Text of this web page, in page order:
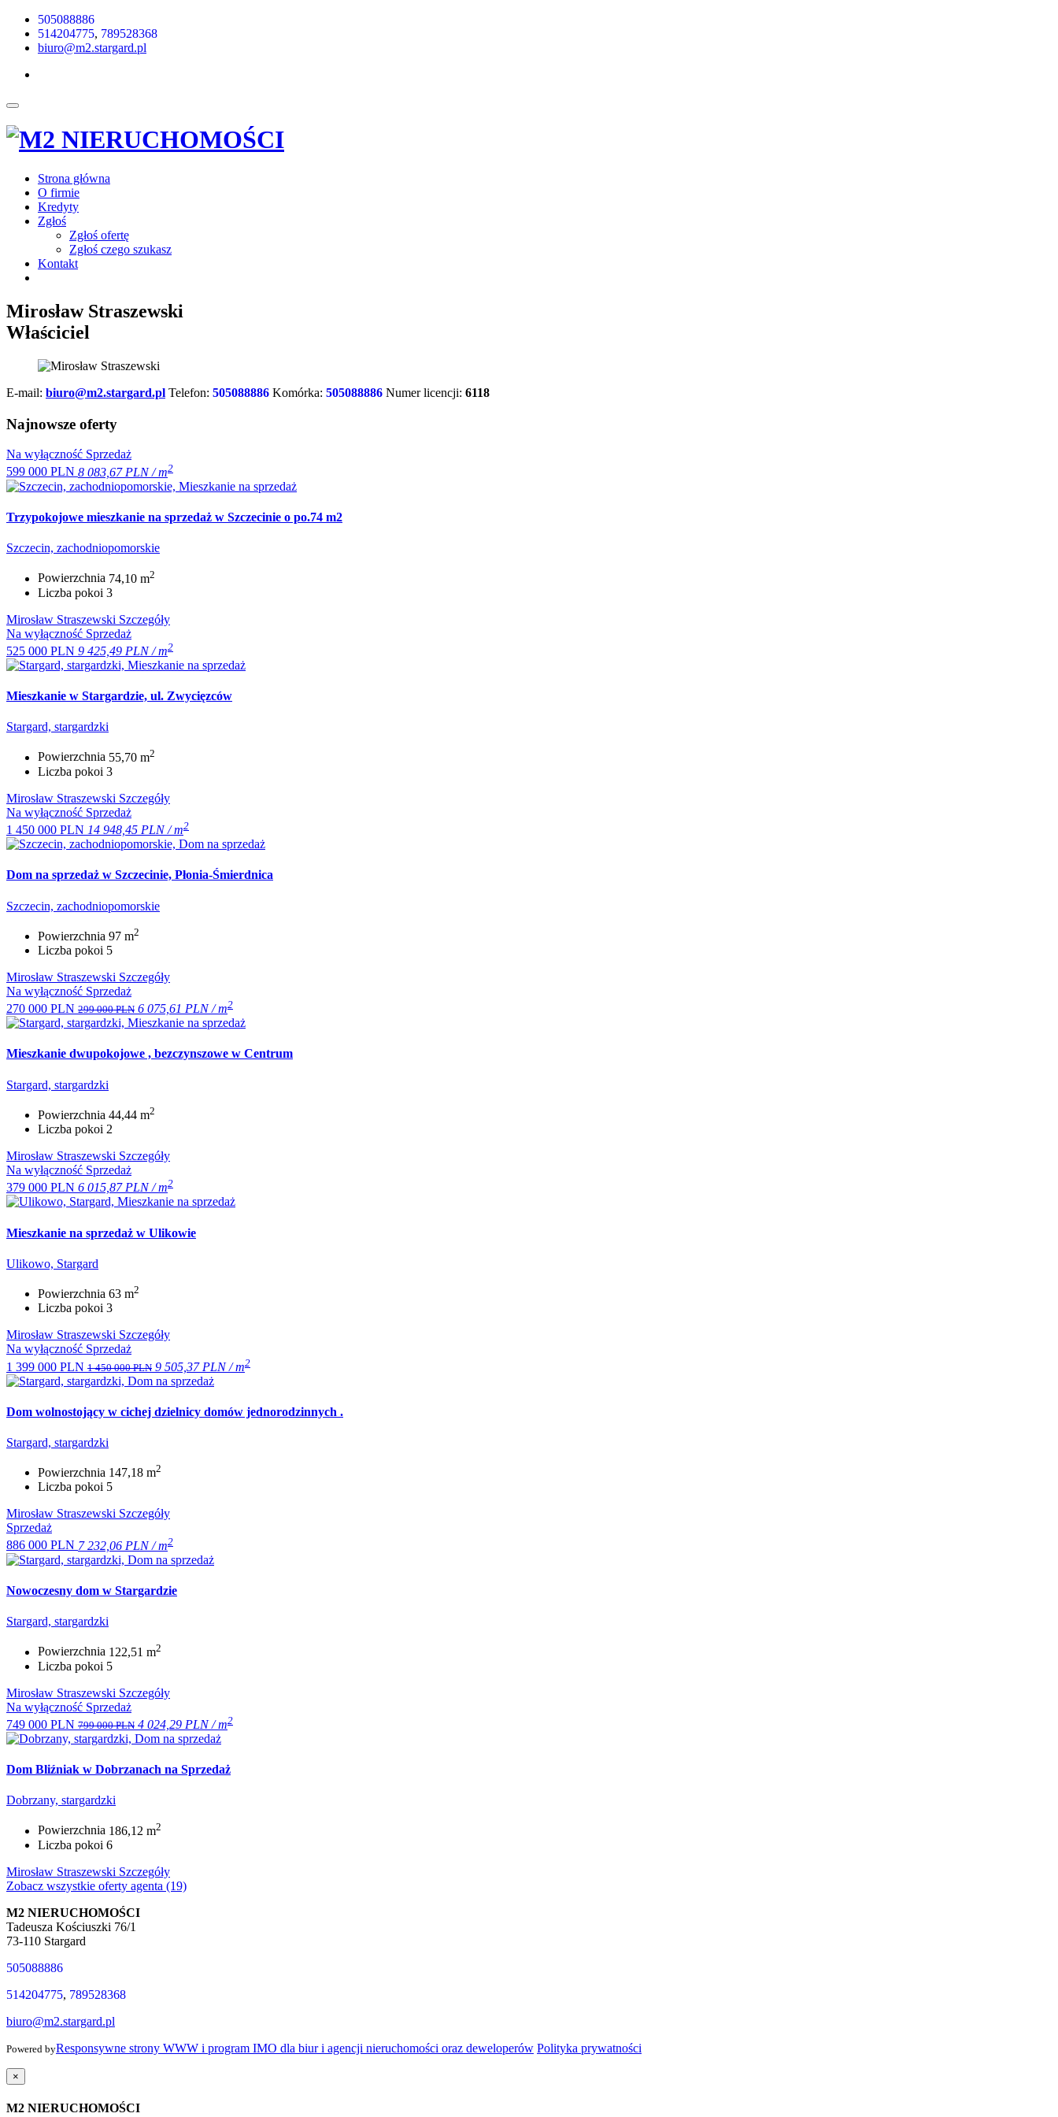
505088886
514204775, 789528368
biuro@m2.stargard.pl
Strona główna
O firmie
Kredyty
Zgłoś
Zgłoś ofertę
Zgłoś czego szukasz
Kontakt
Mirosław Straszewski
Właściciel
E-mail: biuro@m2.stargard.pl Telefon: 505088886 Komórka: 505088886 Numer licencji: 6118
Najnowsze oferty
Na wyłączność Sprzedaż
599 000 PLN 8 083,67 PLN / m2
Trzypokojowe mieszkanie na sprzedaż w Szczecinie o po.74 m2
Szczecin, zachodniopomorskie
Powierzchnia 74,10 m2
Liczba pokoi 3
Mirosław Straszewski Szczegóły
Na wyłączność Sprzedaż
525 000 PLN 9 425,49 PLN / m2
Mieszkanie w Stargardzie, ul. Zwycięzców
Stargard, stargardzki
Powierzchnia 55,70 m2
Liczba pokoi 3
Mirosław Straszewski Szczegóły
Na wyłączność Sprzedaż
1 450 000 PLN 14 948,45 PLN / m2
Dom na sprzedaż w Szczecinie, Płonia-Śmierdnica
Szczecin, zachodniopomorskie
Powierzchnia 97 m2
Liczba pokoi 5
Mirosław Straszewski Szczegóły
Na wyłączność Sprzedaż
270 000 PLN 299 000 PLN 6 075,61 PLN / m2
Mieszkanie dwupokojowe , bezczynszowe w Centrum
Stargard, stargardzki
Powierzchnia 44,44 m2
Liczba pokoi 2
Mirosław Straszewski Szczegóły
Na wyłączność Sprzedaż
379 000 PLN 6 015,87 PLN / m2
Mieszkanie na sprzedaż w Ulikowie
Ulikowo, Stargard
Powierzchnia 63 m2
Liczba pokoi 3
Mirosław Straszewski Szczegóły
Na wyłączność Sprzedaż
1 399 000 PLN 1 450 000 PLN 9 505,37 PLN / m2
Dom wolnostojący w cichej dzielnicy domów jednorodzinnych .
Stargard, stargardzki
Powierzchnia 147,18 m2
Liczba pokoi 5
Mirosław Straszewski Szczegóły
Sprzedaż
886 000 PLN 7 232,06 PLN / m2
Nowoczesny dom w Stargardzie
Stargard, stargardzki
Powierzchnia 122,51 m2
Liczba pokoi 5
Mirosław Straszewski Szczegóły
Na wyłączność Sprzedaż
749 000 PLN 799 000 PLN 4 024,29 PLN / m2
Dom Bliźniak w Dobrzanach na Sprzedaż
Dobrzany, stargardzki
Powierzchnia 186,12 m2
Liczba pokoi 6
Mirosław Straszewski Szczegóły
Zobacz wszystkie oferty agenta (19)
M2 NIERUCHOMOŚCI
Tadeusza Kościuszki 76/1
73-110 Stargard
505088886
514204775, 789528368
biuro@m2.stargard.pl
Powered byResponsywne strony WWW i program IMO dla biur i agencji nieruchomości oraz deweloperów Polityka prywatności
×
M2 NIERUCHOMOŚCI